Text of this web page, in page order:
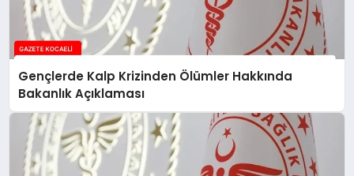
Gençlerde Kalp Krizinden Ölümler Hakkında
Bakanlık Açıklaması